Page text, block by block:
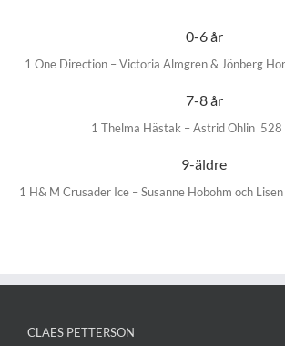
0-6 år
1 One Direction – Victoria Almgren & Jönberg
7-8 år
1 Thelma Hästak – Astrid Ohlin 528
9-äldre
1 H& M Crusader Ice – Susanne Hobohm och
CLAES PETTERSON